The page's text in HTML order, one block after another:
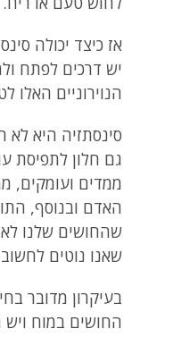
אז כיצד יכולה
יש דרכים לפתח
הנוירוניים האלו
סינסתזיה היא לא
גם חלון לתפיסת
ממדים ועומקים,
האדם ובנוסף,
שהחושים שלנו לא
שאנו נוטים
בעיקרון מדובר
החושים במוח ויש